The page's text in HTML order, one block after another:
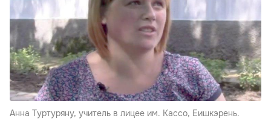
Анна Туртуряну, учитель в лицее им. Кассо, Еишкэрень.